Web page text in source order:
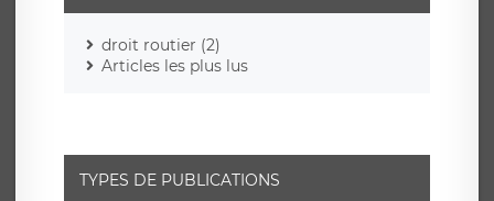
droit routier (2)
Articles les plus lus
TYPES DE PUBLICATIONS